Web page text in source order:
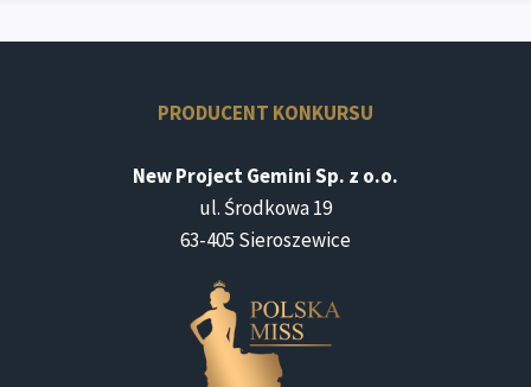
PRODUCENT KONKURSU
New Project Gemini Sp. z o.o.
ul. Środkowa 19
63-405 Sieroszewice